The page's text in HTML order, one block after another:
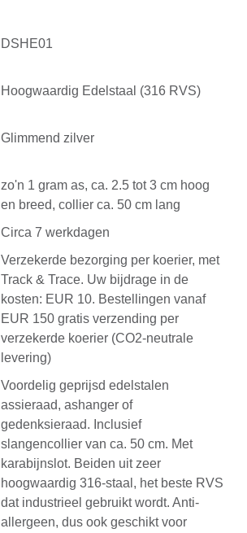
DSHE01
Hoogwaardig Edelstaal (316 RVS)
Glimmend zilver
zo'n 1 gram as, ca. 2.5 tot 3 cm hoog
en breed, collier ca. 50 cm lang
Circa 7 werkdagen
Verzekerde bezorging per koerier, met
Track & Trace. Uw bijdrage in de
kosten: EUR 10. Bestellingen vanaf
EUR 150 gratis verzending per
verzekerde koerier (CO2-neutrale
levering)
Voordelig geprijsd edelstalen
assieraad, ashanger of
gedenksieraad. Inclusief
slangencollier van ca. 50 cm. Met
karabijnslot. Beiden uit zeer
hoogwaardig 316-staal, het beste RVS
dat industrieel gebruikt wordt. Anti-
allergeen, dus ook geschikt voor